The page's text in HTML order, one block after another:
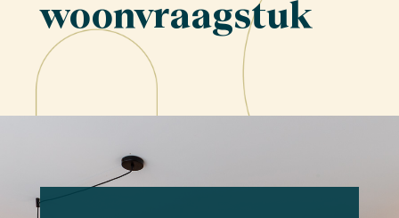
woon­vraag­stuk